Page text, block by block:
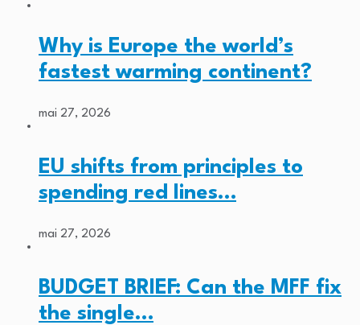
Why is Europe the world’s
fastest warming continent?
mai 27, 2026
EU shifts from principles to
spending red lines…
mai 27, 2026
BUDGET BRIEF: Can the MFF fix
the single…